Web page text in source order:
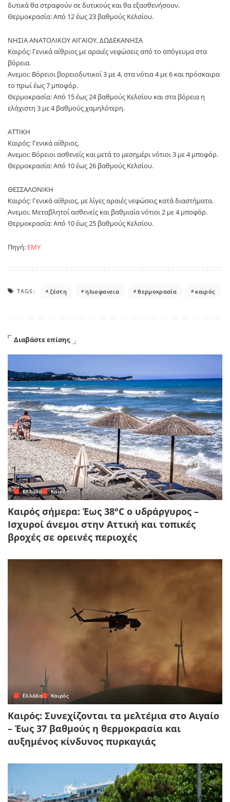
δυτικά θα στραφούν σε δυτικούς και θα εξασθενήσουν.
Θερμοκρασία: Από 12 έως 23 βαθμούς Κελσίου.
ΝΗΣΙΑ ΑΝΑΤΟΛΙΚΟΥ ΑΙΓΑΙΟΥ, ΔΩΔΕΚΑΝΗΣΑ
Καιρός: Γενικά αίθριος με αραιές νεφώσεις από το απόγευμα στα
βόρεια.
Ανεμοι: Βόρειοι βορειοδυτικοί 3 με 4, στα νότια 4 με 6 και πρόσκαιρα
το πρωί έως 7 μποφόρ.
Θερμοκρασία: Από 15 έως 24 βαθμούς Κελσίου και στα βόρεια η
ελάχιστη 3 με 4 βαθμούς χαμηλότερη.
ΑΤΤΙΚΗ
Καιρός: Γενικά αίθριος.
Ανεμοι: Βόρειοι ασθενείς και μετά το μεσημέρι νότιοι 3 με 4 μποφόρ.
Θερμοκρασία: Από 10 έως 26 βαθμούς Κελσίου.
ΘΕΣΣΑΛΟΝΙΚΗ
Καιρός: Γενικά αίθριος, με λίγες αραιές νεφώσεις κατά διαστήματα.
Ανεμοι: Μεταβλητοί ασθενείς και βαθμιαία νότιοι 2 με 4 μποφόρ.
Θερμοκρασία: Από 10 έως 25 βαθμούς Κελσίου.
Πηγή: ΕΜΥ
TAGS: ζέστη ηλιοφανεια θερμοκρασία καιρός
Διαβάστε επίσης
Ελλάδα Καιρός
Καιρός σήμερα: Έως 38°C ο υδράργυρος –
Ισχυροί άνεμοι στην Αττική και τοπικές
βροχές σε ορεινές περιοχές
Ελλάδα Καιρός
Καιρός: Συνεχίζονται τα μελτέμια στο Αιγαίο
– Έως 37 βαθμούς η θερμοκρασία και
αυξημένος κίνδυνος πυρκαγιάς